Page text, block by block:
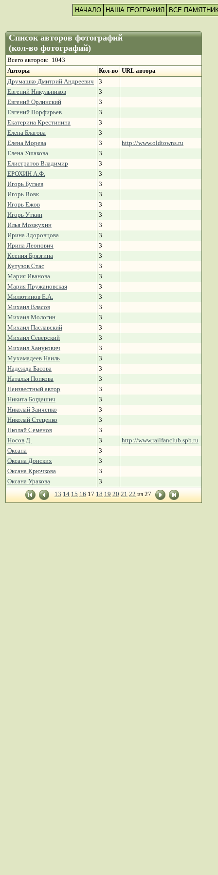
НАЧАЛО НАША ГЕОГРАФИЯ ВСЕ
Список авторов фотографий
(кол-во фотографий)
Всего авторов: 1043
Авторы
Кол-во URL автора
Друмашко Дмитрий Андреевич
3
Евгений Никульников
3
Евгений Орлинский
3
Евгений Порфирьев
3
Екатерина Крестинина
3
Елена Благова
3
Елена Морева
3
http://www.oldtowns.ru
Елена Ушакова
3
Елистратов Владимир
3
ЕРОХИН А.Ф.
3
Игорь Бугаев
3
Игорь Вовк
3
Игорь Ежов
3
Игорь Уткин
3
Илья Мозжухин
3
Ирина Здоровцова
3
Ирина Леонович
3
Ксения Брязгина
3
Кутузов Стас
3
Мария Иванова
3
Мария Пружановская
3
Милютинов Е.А.
3
Михаил Власов
3
Михаил Мологин
3
Михаил Паславский
3
Михаил Северский
3
Михаил Ханукович
3
Мухамадеев Наиль
3
Надежда Басова
3
Наталья Попкова
3
Неизвестный автор
3
Никита Богдашич
3
Николай Заиченко
3
Николай Стеценко
3
Нколай Семенов
3
Носов Д.
3
http://www.railfanclub.spb.ru
Оксана
3
Оксана Донских
3
Оксана Крючкова
3
Оксана Уракова
3
13 14 15 16 17 18 19 20 21 22 из 27